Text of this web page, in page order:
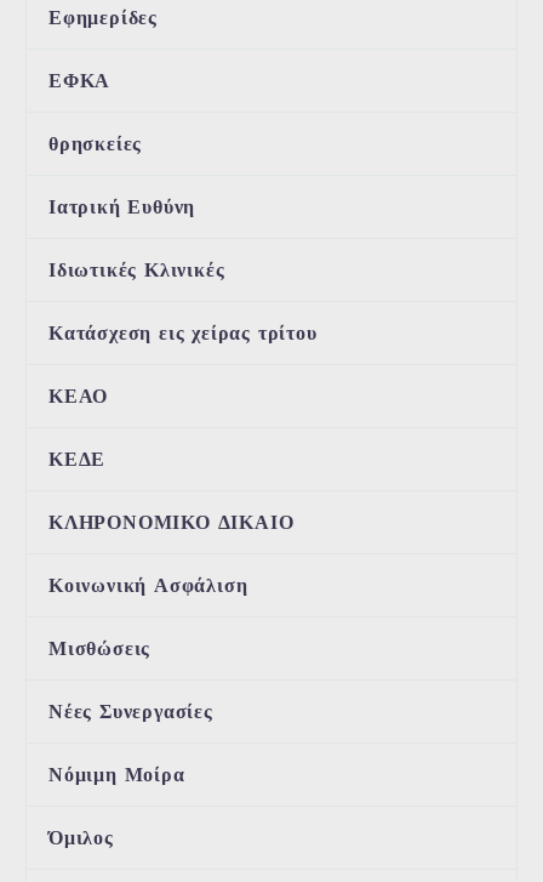
Εφημερίδες
ΕΦΚΑ
θρησκείες
Ιατρική Ευθύνη
Ιδιωτικές Κλινικές
Κατάσχεση εις χείρας τρίτου
ΚΕΑΟ
ΚΕΔΕ
ΚΛΗΡΟΝΟΜΙΚΟ ΔΙΚΑΙΟ
Κοινωνική Ασφάλιση
Μισθώσεις
Νέες Συνεργασίες
Νόμιμη Μοίρα
Όμιλος